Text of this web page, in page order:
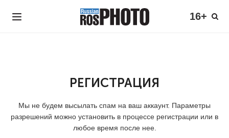
16+
РЕГИСТРАЦИЯ
Мы не будем высылать спам на ваш аккаунт. Параметры
разрешений можно установить в процессе регистрации или в
любое время после нее.